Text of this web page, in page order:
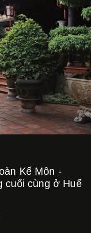
điều anh theo đuổi
là khả năng luôn
Kế Môn -
cuối cùng ở Huế